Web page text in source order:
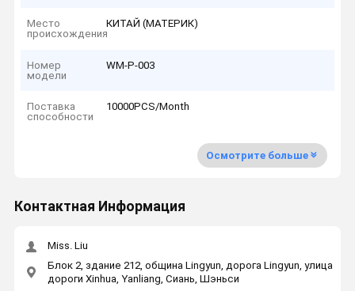
Место
происхождения
КИТАЙ (МАТЕРИК)
Номер
модели
WM-P-003
Поставка
способности
10000PCS/Month
Осмотрите больше
Контактная Информация
Miss. Liu
Блок 2, здание 212, община Lingyun, дорога Lingyun, улица
дороги Xinhua, Yanliang, Сиань, Шэньси